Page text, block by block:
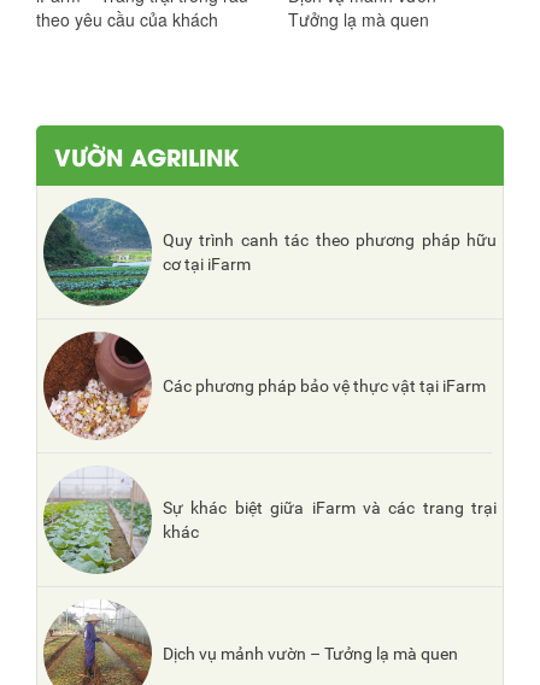
theo yêu cầu của khách
Tưởng lạ mà quen
VƯỜN AGRILINK
Quy trình canh tác theo phương pháp hữu
cơ tại iFarm
Các phương pháp bảo vệ thực vật tại iFarm
Sự khác biệt giữa iFarm và các trang trại
khác
Dịch vụ mảnh vườn – Tưởng lạ mà quen